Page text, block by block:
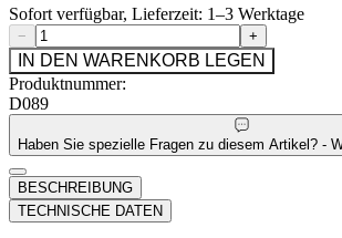
Sofort verfügbar, Lieferzeit: 1–3 Werktage
− +
IN DEN WARENKORB LEGEN
Produktnummer:
D089
Haben Sie spezielle Fragen zu diesem Artikel? -
BESCHREIBUNG
TECHNISCHE DATEN